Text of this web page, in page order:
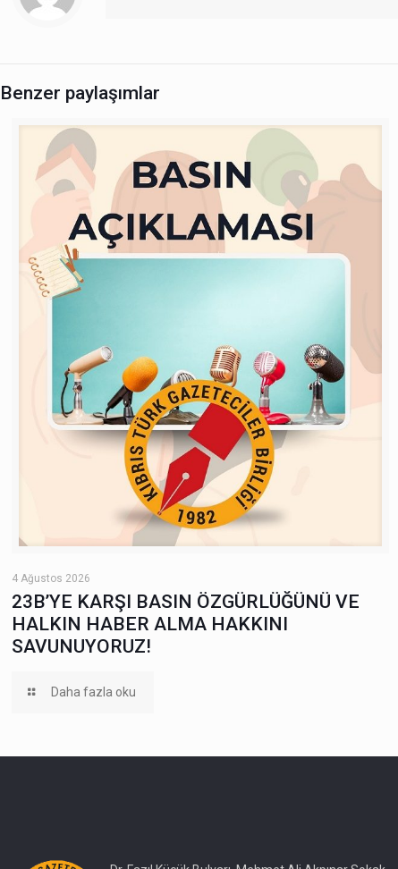
Benzer paylaşımlar
4 Ağustos 2026
23B’YE KARŞI BASIN ÖZGÜRLÜĞÜNÜ VE
HALKIN HABER ALMA HAKKINI
SAVUNUYORUZ!
Daha fazla oku